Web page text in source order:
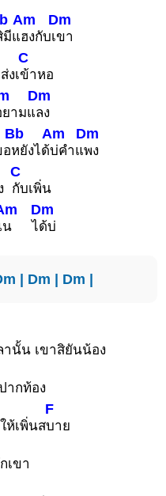
มีแ
Am
ฮงกับเ
Dm
ขา
งเ
C
ข้าหอ
ยามแ
Dm
ลง
อ
Bb
หยังได้
Am
บ่คำแ
Dm
พง
C
กับเพิ่น
น ไ
Dm
ด้บ่
| Dm | Dm |
านั้น เขาสิยันน้อง
ากท้อง
ห้เพิ่นส
F
บาย
เขา